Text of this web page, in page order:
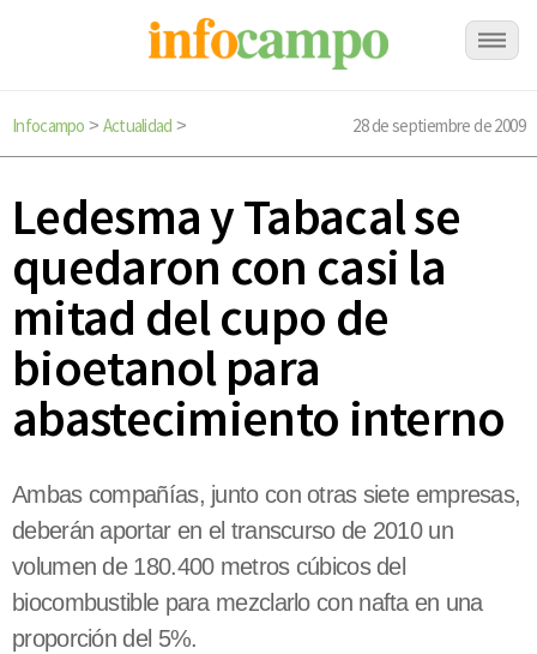
Infocampo > Actualidad > 28 de septiembre de 2009
Ledesma y Tabacal se
quedaron con casi la
mitad del cupo de
bioetanol para
abastecimiento interno
Ambas compañías, junto con otras siete empresas,
deberán aportar en el transcurso de 2010 un
volumen de 180.400 metros cúbicos del
biocombustible para mezclarlo con nafta en una
proporción del 5%.